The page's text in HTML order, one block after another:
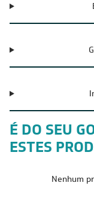
É DO SEU
ESTES
Nenhum